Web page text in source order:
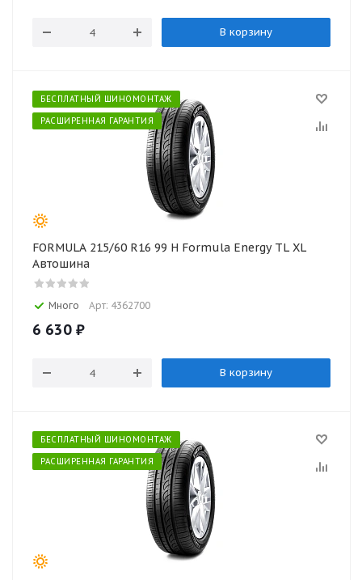
В корзину
БЕСПЛАТНЫЙ ШИНОМОНТАЖ
РАСШИРЕННАЯ ГАРАНТИЯ
FORMULA 215/60 R16 99 H Formula Energy TL XL
Автошина
Много Арт: 4362700
6 630 ₽
В корзину
БЕСПЛАТНЫЙ ШИНОМОНТАЖ
РАСШИРЕННАЯ ГАРАНТИЯ